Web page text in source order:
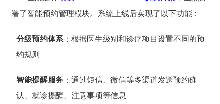
署了智能预约管理模块。系统上线后实现了以下功能：
分级预约体系：根据医生级别和诊疗项目设置不同的预
约规则
智能提醒服务：通过短信、微信等多渠道发送预约确
认、就诊提醒、注意事项等信息